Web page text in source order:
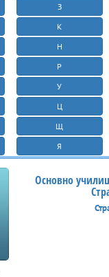
З
К
Н
Р
У
Ц
Щ
Я
Основно